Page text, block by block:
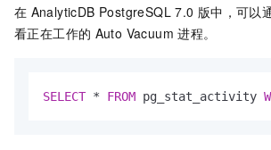
在 AnalyticDB PostgreSQL 7.0 版中，可以
看正在工作的 Auto Vacuum 进程。
SELECT * FROM pg_stat_activity